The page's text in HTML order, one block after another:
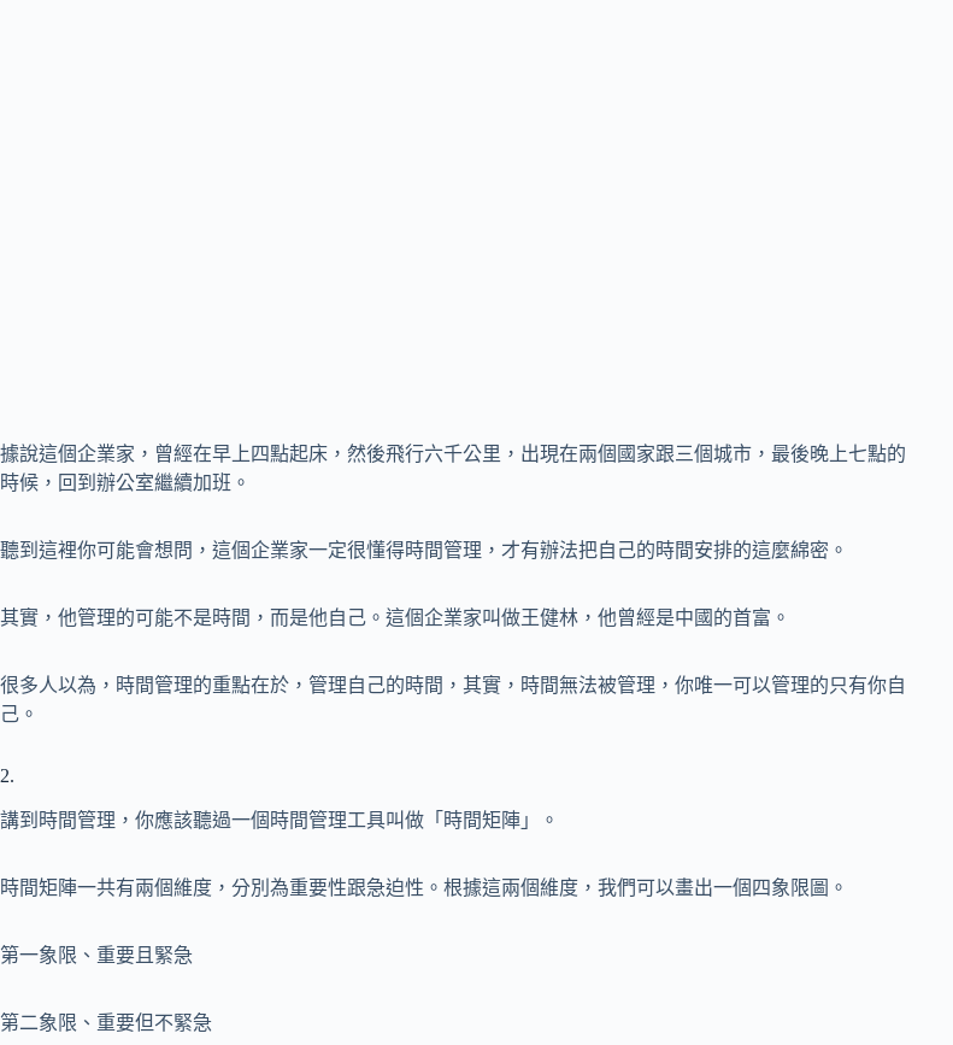
據說這個企業家，曾經在早上四點起床，然後飛行六千公里，出現在兩個國家跟三個城市，最後晚上七點的
時候，回到辦公室繼續加班。
聽到這裡你可能會想問，這個企業家一定很懂得時間管理，才有辦法把自己的時間安排的這麼綿密。
其實，他管理的可能不是時間，而是他自己。這個企業家叫做王健林，他曾經是中國的首富。
很多人以為，時間管理的重點在於，管理自己的時間，其實，時間無法被管理，你唯一可以管理的只有你自
己。
2.
講到時間管理，你應該聽過一個時間管理工具叫做「時間矩陣」。
時間矩陣一共有兩個維度，分別為重要性跟急迫性。根據這兩個維度，我們可以畫出一個四象限圖。
第一象限、重要且緊急
第二象限、重要但不緊急